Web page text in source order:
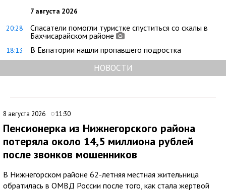
7 августа 2026
20:28
Спасатели помогли туристке спуститься со скалы в
Бахчисарайском районе
18:13 В Евпатории нашли пропавшего подростка
НОВОСТИ
8 августа 2026 11:30
Пенсионерка из Нижнегорского района
потеряла около 14,5 миллиона рублей
после звонков мошенников
В Нижнегорском районе 62-летняя местная жительница
обратилась в ОМВД России после того, как стала жертвой